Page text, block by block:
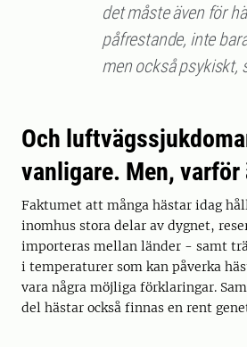
det måste även för
påfrestande, inte
men också psykiskt,
Och
vanligare. Men, varför
Faktumet att många hästar idag
inomhus stora delar av dygnet,
importeras mellan länder - samt
i temperaturer som kan påverka
vara några möjliga förklaringar.
del hästar också finnas en rent